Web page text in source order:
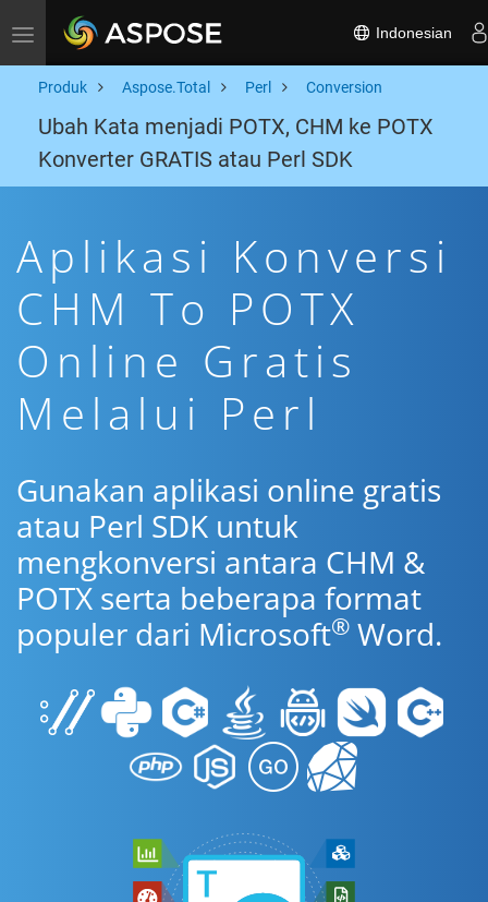
Toggle navigation Indonesian
Produk Aspose.Total Perl Conversion
Ubah Kata menjadi POTX, CHM ke POTX
Konverter GRATIS atau Perl SDK
Aplikasi Konversi
CHM To POTX
Online Gratis
Melalui Perl
Gunakan aplikasi online gratis
atau Perl SDK untuk
mengkonversi antara CHM &
POTX serta beberapa format
populer dari Microsoft® Word.